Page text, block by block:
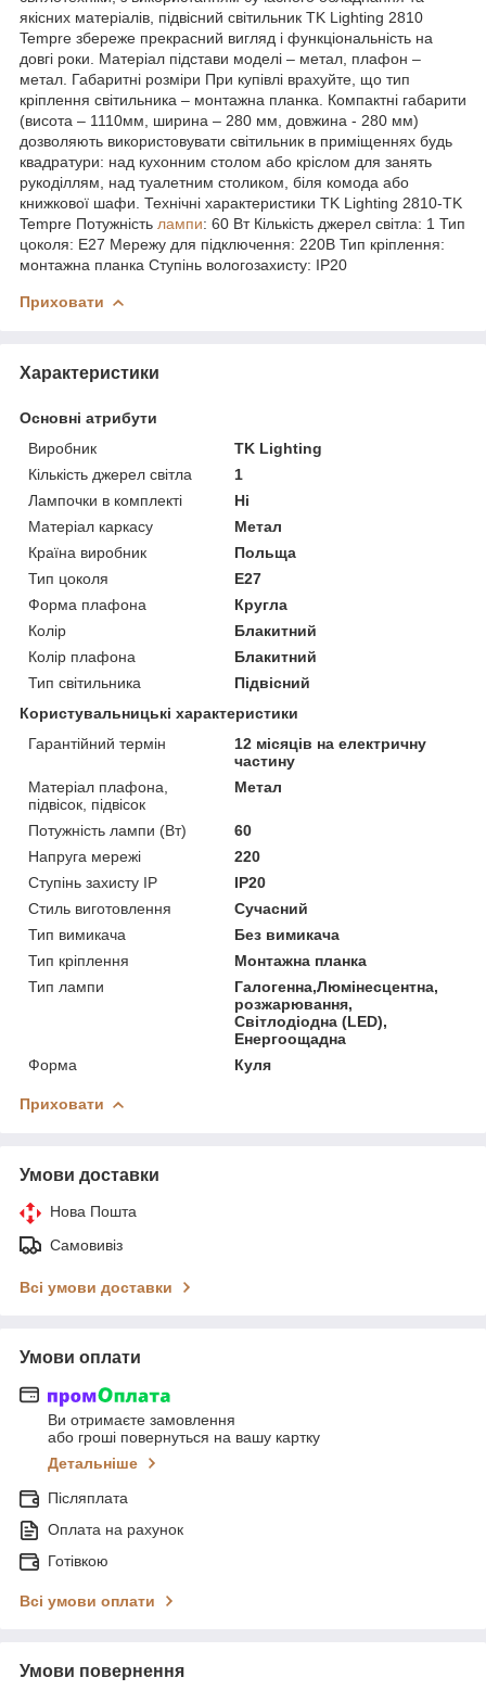
якісних матеріалів, підвісний світильник TK Lighting 2810
Tempre збереже прекрасний вигляд і функціональність на
довгі роки. Матеріал підстави моделі – метал, плафон –
метал. Габаритні розміри При купівлі врахуйте, що тип
кріплення світильника – монтажна планка. Компактні габарити
(висота – 1110мм, ширина – 280 мм, довжина - 280 мм)
дозволяють використовувати світильник в приміщеннях будь
квадратури: над кухонним столом або кріслом для занять
рукоділлям, над туалетним столиком, біля комода або
книжкової шафи. Технічні характеристики TK Lighting 2810-TK
Tempre Потужність лампи: 60 Вт Кількість джерел світла: 1 Тип
цоколя: E27 Мережу для підключення: 220В Тип кріплення:
монтажна планка Ступінь вологозахисту: IP20
Приховати
Характеристики
Основні атрибути
Виробник
TK Lighting
Кількість джерел світла
1
Лампочки в комплекті
Ні
Матеріал каркасу
Метал
Країна виробник
Польща
Тип цоколя
E27
Форма плафона
Кругла
Колір
Блакитний
Колір плафона
Блакитний
Тип світильника
Підвісний
Користувальницькі характеристики
Гарантійний термін
12 місяців на електричну
частину
Матеріал плафона,
підвісок, підвісок
Метал
Потужність лампи (Вт)
60
Напруга мережі
220
Ступінь захисту IP
IP20
Стиль виготовлення
Сучасний
Тип вимикача
Без вимикача
Тип кріплення
Монтажна планка
Тип лампи
Галогенна,Люмінесцентна,
розжарювання,
Світлодіодна (LED),
Енергоощадна
Форма
Куля
Приховати
Умови доставки
Нова Пошта
Самовивіз
Всі умови доставки
Умови оплати
Ви отримаєте замовлення
або гроші повернуться на вашу картку
Детальніше
Післяплата
Оплата на рахунок
Готівкою
Всі умови оплати
Умови повернення